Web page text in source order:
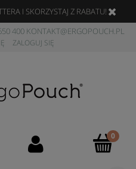
I SKORZYSTAJ Z RABATU!
400 KONTAKT@ERGOPOUCH.PL
ZALOGUJ SIĘ